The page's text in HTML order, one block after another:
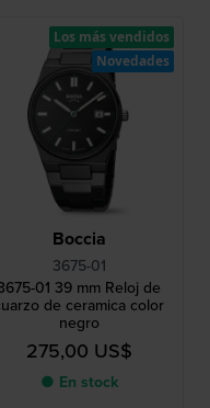
Boccia
3675-01
01 39 mm Reloj de
de ceramica color
negro
275,00 US$
● En stock
Los más vendidos
Novedades